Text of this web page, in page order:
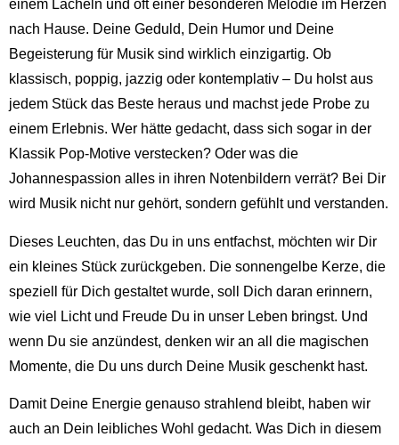
einem Lächeln und oft einer besonderen Melodie im Herzen
nach Hause. Deine Geduld, Dein Humor und Deine
Begeisterung für Musik sind wirklich einzigartig. Ob
klassisch, poppig, jazzig oder kontemplativ – Du holst aus
jedem Stück das Beste heraus und machst jede Probe zu
einem Erlebnis. Wer hätte gedacht, dass sich sogar in der
Klassik Pop-Motive verstecken? Oder was die
Johannespassion alles in ihren Notenbildern verrät? Bei Dir
wird Musik nicht nur gehört, sondern gefühlt und verstanden.
Dieses Leuchten, das Du in uns entfachst, möchten wir Dir
ein kleines Stück zurückgeben. Die sonnengelbe Kerze, die
speziell für Dich gestaltet wurde, soll Dich daran erinnern,
wie viel Licht und Freude Du in unser Leben bringst. Und
wenn Du sie anzündest, denken wir an all die magischen
Momente, die Du uns durch Deine Musik geschenkt hast.
Damit Deine Energie genauso strahlend bleibt, haben wir
auch an Dein leibliches Wohl gedacht. Was Dich in diesem